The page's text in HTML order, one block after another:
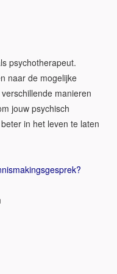
psychotherapeut.
naar de mogelijke
manieren
jouw psychisch
in het leven te laten